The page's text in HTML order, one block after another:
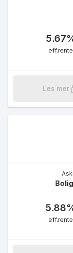
5.67
eff.rente
Les mer
5.88
eff.rente